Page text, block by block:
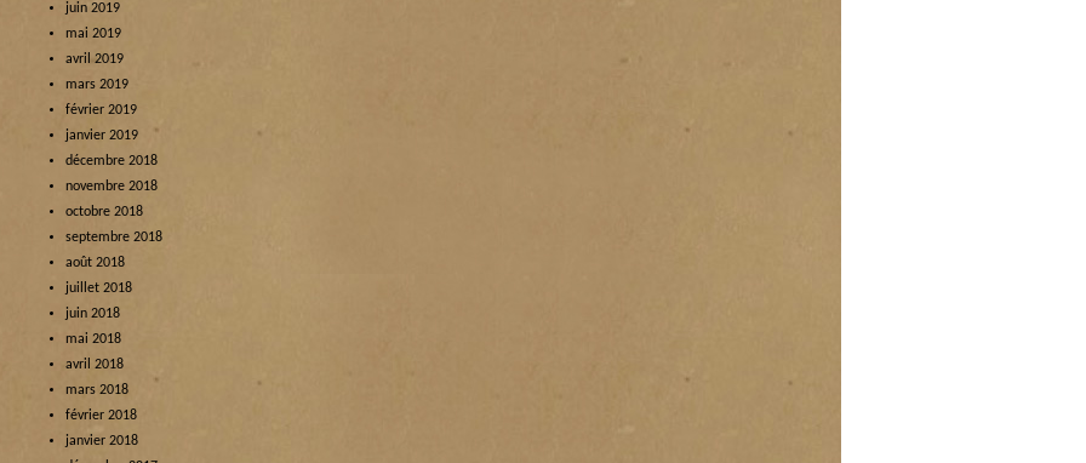
juin 2019
mai 2019
avril 2019
mars 2019
février 2019
janvier 2019
décembre 2018
novembre 2018
octobre 2018
septembre 2018
août 2018
juillet 2018
juin 2018
mai 2018
avril 2018
mars 2018
février 2018
janvier 2018